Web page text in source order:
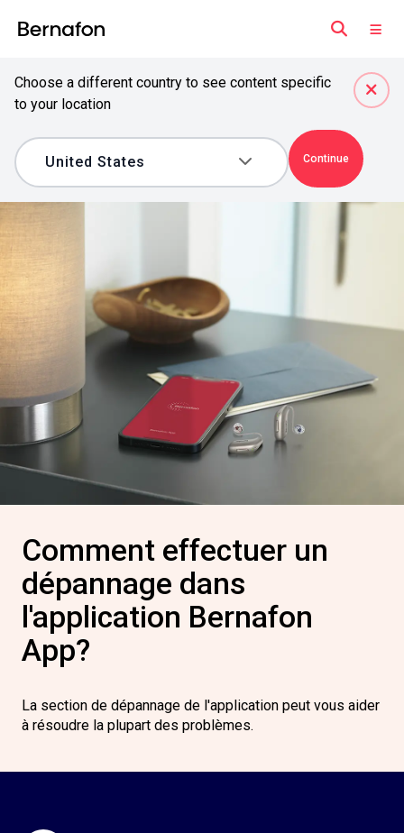
Choose a different country to see content specific
to your location
Continue
Comment effectuer un
dépannage dans
l'application Bernafon
App?
La section de dépannage de l'application peut vous aider
à résoudre la plupart des problèmes.